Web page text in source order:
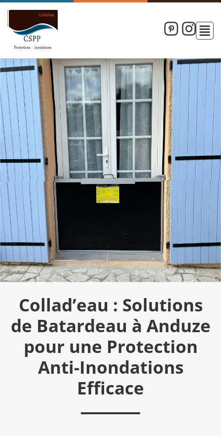
Collad’eau : Solutions
de Batardeau à Anduze
pour une Protection
Anti-Inondations
Efficace